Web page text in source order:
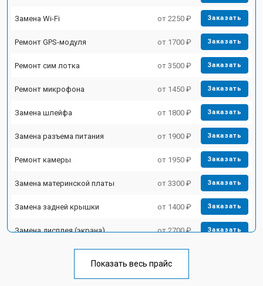
Замена Wi-Fi от 2250 ₽ Заказать
Ремонт GPS-модуля от 1700 ₽ Заказать
Ремонт сим лотка от 3500 ₽ Заказать
Ремонт микрофона от 1450 ₽ Заказать
Замена шлейфа от 1800 ₽ Заказать
Замена разъема питания от 1900 ₽ Заказать
Ремонт камеры от 1950 ₽ Заказать
Замена материнской платы от 3300 ₽ Заказать
Замена задней крышки от 1400 ₽ Заказать
Замена дисплея (экрана) от 2700 ₽ Заказать
Замена кнопки включения от 1750 ₽
Показать весь прайс